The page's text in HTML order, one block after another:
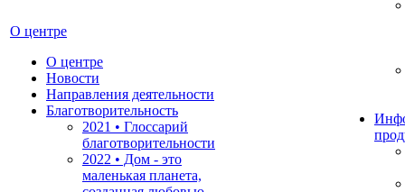
О центре
О центре
Новости
Направления деятельности
Благотворительность
2021 • Глоссарий
благотворительности
2022 • Дом - это
маленькая планета,